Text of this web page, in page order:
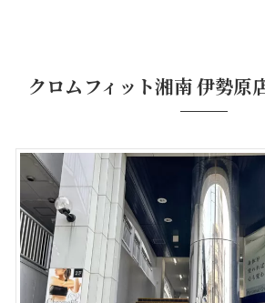
クロムフィット湘南 伊勢原